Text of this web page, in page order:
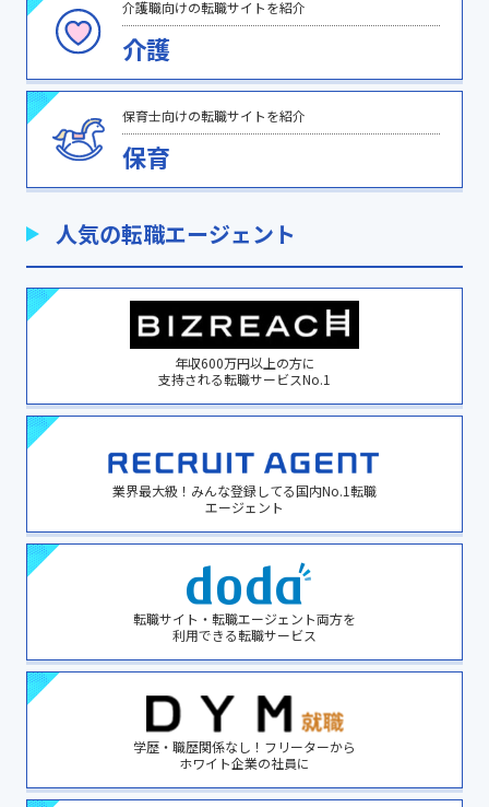
介護職向けの転職サイトを紹介
介護
保育士向けの転職サイトを紹介
保育
人気の転職エージェント
年収600万円以上の方に
支持される転職サービスNo.1
業界最大級！みんな登録してる国内No.1転職
エージェント
転職サイト・転職エージェント両方を
利用できる転職サービス
学歴・職歴関係なし！フリーターから
ホワイト企業の社員に